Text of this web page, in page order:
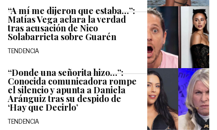
“A mí me dijeron que estaba…”:
Matías Vega aclara la verdad
tras acusación de Nico
Solabarrieta sobre Guarén
TENDENCIA
“Donde una señorita hizo…”:
Conocida comunicadora rompe
el silencio y apunta a Daniela
Aránguiz tras su despido de
‘Hay que Decirlo’
TENDENCIA